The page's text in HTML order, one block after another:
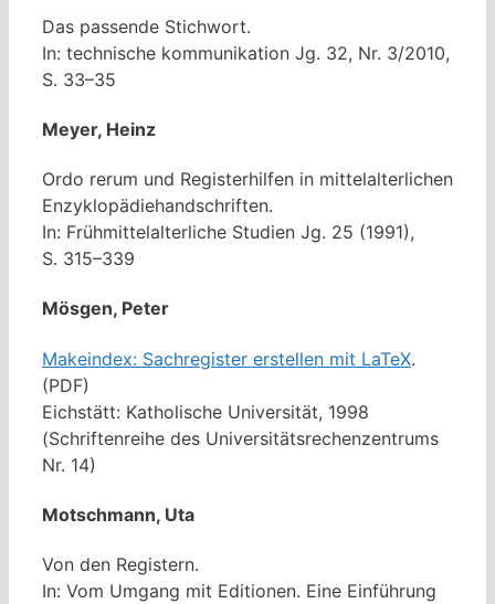
Das passende Stichwort.
In: technische kommunikation Jg. 32, Nr. 3/2010,
S. 33–35
Meyer, Heinz
Ordo rerum und Registerhilfen in mittelalterlichen
Enzyklopädiehandschriften.
In: Frühmittelalterliche Studien Jg. 25 (1991),
S. 315–339
Mösgen, Peter
Makeindex: Sachregister erstellen mit LaTeX.
(PDF)
Eichstätt: Katholische Universität, 1998
(Schriftenreihe des Universitätsrechenzentrums
Nr. 14)
Motschmann, Uta
Von den Registern.
In: Vom Umgang mit Editionen. Eine Einführung